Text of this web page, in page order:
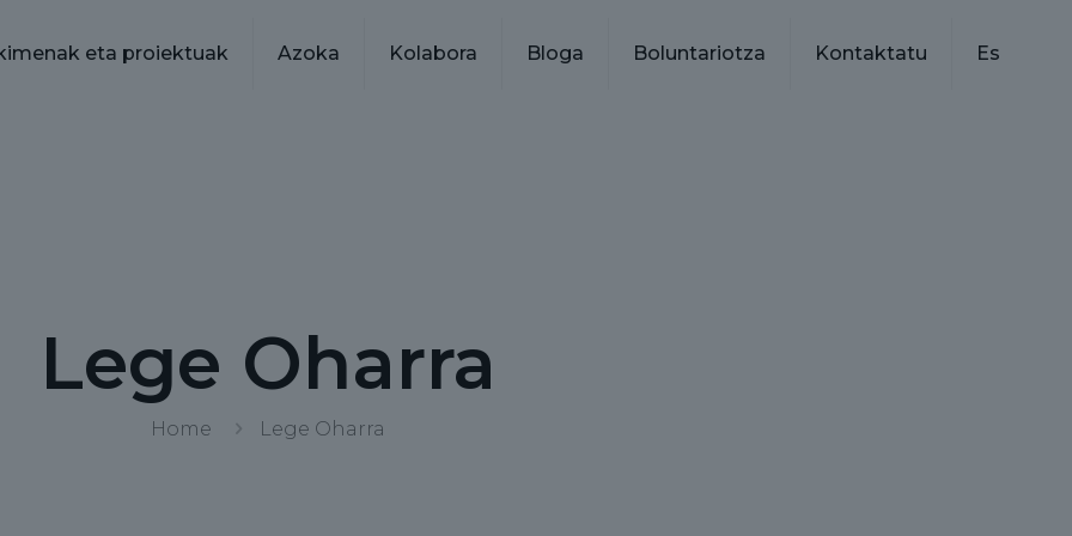
eta proiektuak Azoka Kolabora Bloga Boluntariotza Kontaktatu Es
Lege Oharra
Home Lege Oharra